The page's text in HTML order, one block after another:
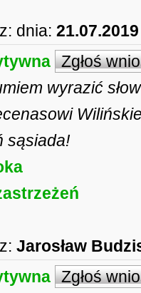
dnia:
Zgłoś
wyrazić
sąsiada!
Jarosław
Zgłoś